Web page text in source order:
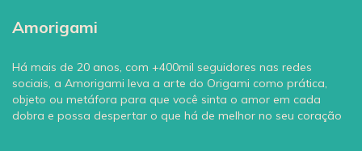
Amorigami
Há mais de 20 anos, com +400mil seguidores nas redes
sociais, a Amorigami leva a arte do Origami como prática,
objeto ou metáfora para que você sinta o amor em cada
dobra e possa despertar o que há de melhor no seu coração